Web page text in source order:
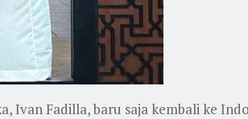
Fadilla, baru saja kembali ke